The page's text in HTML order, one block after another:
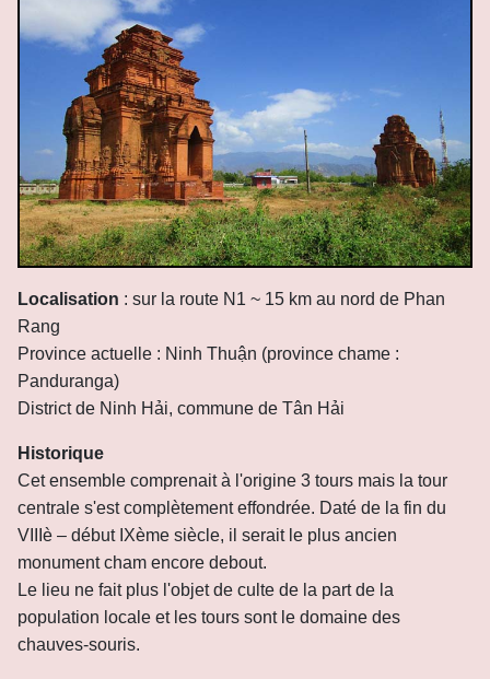
Localisation : sur la route N1 ~ 15 km au nord de Phan
Rang
Province actuelle : Ninh Thuận (province chame :
Panduranga)
District de Ninh Hải, commune de Tân Hải
Historique
Cet ensemble comprenait à l'origine 3 tours mais la tour
centrale s'est complètement effondrée. Daté de la fin du
VIIIè – début IXème siècle, il serait le plus ancien
monument cham encore debout.
Le lieu ne fait plus l'objet de culte de la part de la
population locale et les tours sont le domaine des
chauves-souris.